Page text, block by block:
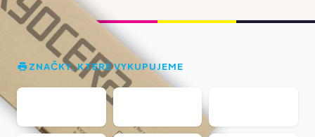
ZNAČKY, KTERÉ VYKUPUJEME